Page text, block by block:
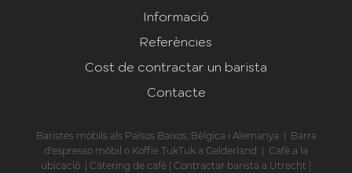
Informació
Referències
Cost de contractar un barista
Contacte
Baristes mòbils als Països Baixos, Bèlgica i Alemanya
Barra
d'espresso mòbil o Koffie TukTuk a Gelderland
Cafè a la
ubicació
Càtering de cafè Contractar barista a Utrecht